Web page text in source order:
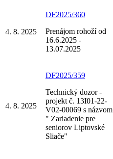
4. 8. 2025
DF2025/360
Prenájom rohoží od
16.6.2025 -
13.07.2025
4. 8. 2025
DF2025/359
Technický dozor -
projekt č. 13I01-22-
V02-00069 s názvom
" Zariadenie pre
seniorov Liptovské
Sliače"